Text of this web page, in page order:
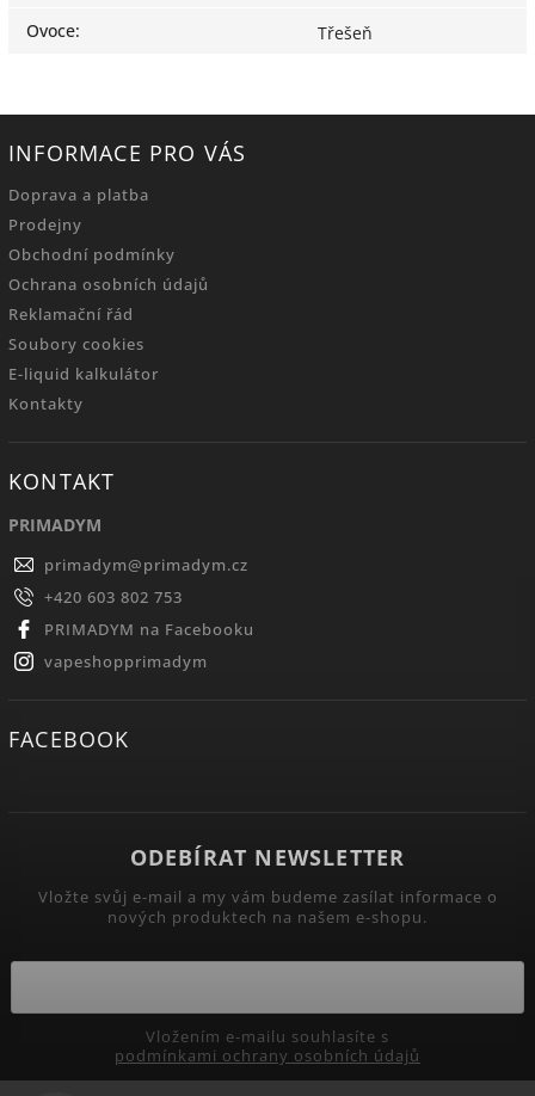
Ovoce: Třešeň
INFORMACE PRO VÁS
Doprava a platba
Prodejny
Obchodní podmínky
Ochrana osobních údajů
Reklamační řád
Soubory cookies
E-liquid kalkulátor
Kontakty
KONTAKT
PRIMADYM
primadym@primadym.cz
+420 603 802 753
PRIMADYM na Facebooku
vapeshopprimadym
FACEBOOK
ODEBÍRAT NEWSLETTER
Vložte svůj e-mail a my vám budeme zasílat informace o
nových produktech na našem e-shopu.
podmínkami ochrany osobních údajů